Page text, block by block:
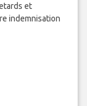
et
indemnisation